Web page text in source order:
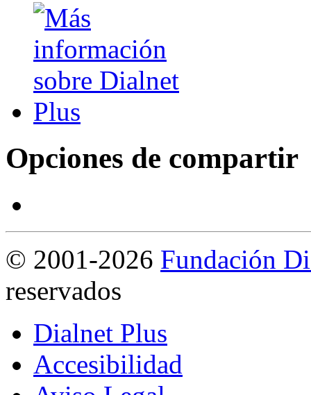
Opciones de compartir
© 2001-2026 Fundación
reservados
Dialnet Plus
Accesibilidad